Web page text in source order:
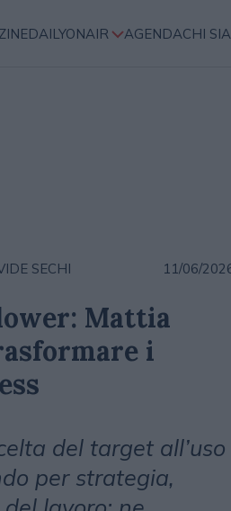
DAILYONAIR AGENDACHI
SECHI 11/06/
Mattia
i
del target all’uso
per strategia,